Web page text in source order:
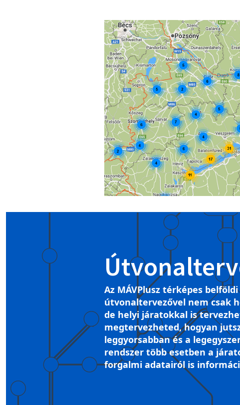
Image
Az MÁVPlusz térképes belföldi
útvonaltervezővel nem csak
de helyi járatokkal is
megtervezheted, hogyan
leggyorsabban és a
rendszer több esetben a
forgalmi adatairól is